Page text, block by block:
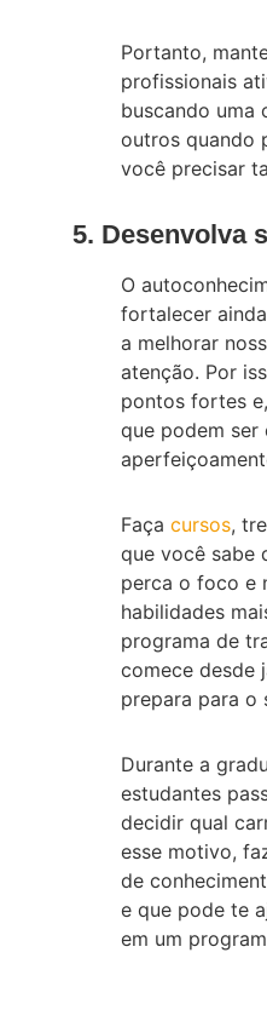
Portanto,
profissionais
buscando uma
outros quando
você precisar
5. Desenvolva
O
fortalecer
a melhorar
atenção. Por
pontos fortes
que podem ser
Faça cursos,
que você sabe
perca o foco e
habilidades
programa de
comece desde
prepara para o
Durante a
estudantes
decidir qual
esse motivo,
de
e que pode te
em um